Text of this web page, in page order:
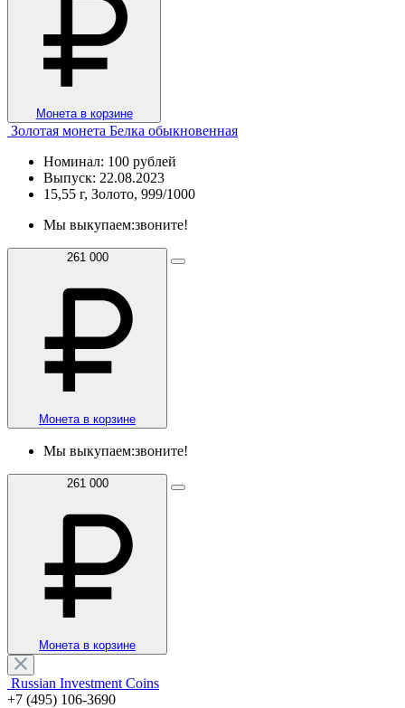
Монета в корзине
Золотая монета Белка обыкновенная
Номинал: 100 рублей
Выпуск: 22.08.2023
15,55 г, Золото, 999/1000
Мы выкупаем:звоните!
261 000
Монета в корзине
Мы выкупаем:звоните!
261 000
Монета в корзине
Russian Investment Coins
+7 (495) 106-3690